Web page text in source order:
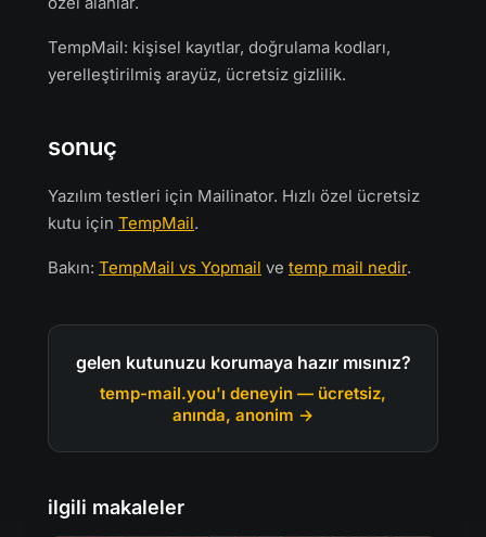
TempMail: kişisel kayıtlar, doğrulama kodları,
yerelleştirilmiş arayüz, ücretsiz gizlilik.
sonuç
Yazılım testleri için Mailinator. Hızlı özel ücretsiz
kutu için TempMail.
Bakın: TempMail vs Yopmail ve temp mail nedir.
gelen kutunuzu korumaya hazır mısınız?
temp-mail.you'ı deneyin — ücretsiz,
anında, anonim →
ilgili makaleler